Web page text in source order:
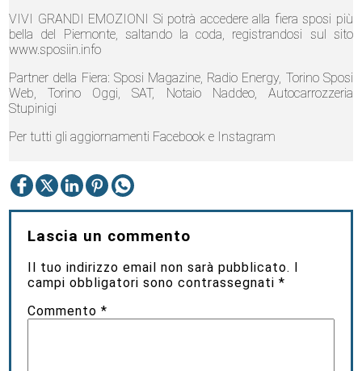
VIVI GRANDI EMOZIONI Si potrà accedere alla fiera sposi più
bella del Piemonte, saltando la coda, registrandosi sul sito
www.sposiin.info
Partner della Fiera: Sposi Magazine, Radio Energy, Torino Sposi
Web, Torino Oggi, SAT, Notaio Naddeo, Autocarrozzeria
Stupinigi
Per tutti gli aggiornamenti Facebook e Instagram
Lascia un commento
Il tuo indirizzo email non sarà pubblicato.
campi obbligatori sono contrassegnati*
Commento*